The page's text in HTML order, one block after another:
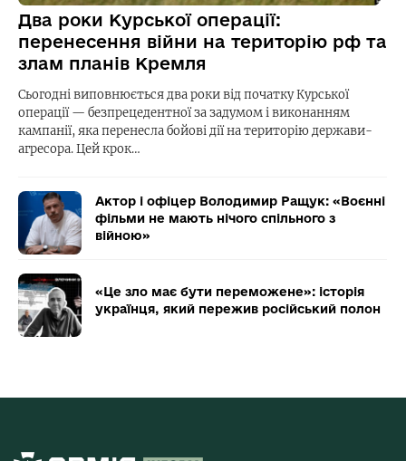
Два роки Курської операції:
перенесення війни на територію рф та
злам планів Кремля
Сьогодні виповнюється два роки від початку Курської
операції — безпрецедентної за задумом і виконанням
кампанії, яка перенесла бойові дії на територію держави-
агресора. Цей крок…
Актор і офіцер Володимир Ращук: «Воєнні
фільми не мають нічого спільного з
війною»
«Це зло має бути переможене»: історія
українця, який пережив російський полон